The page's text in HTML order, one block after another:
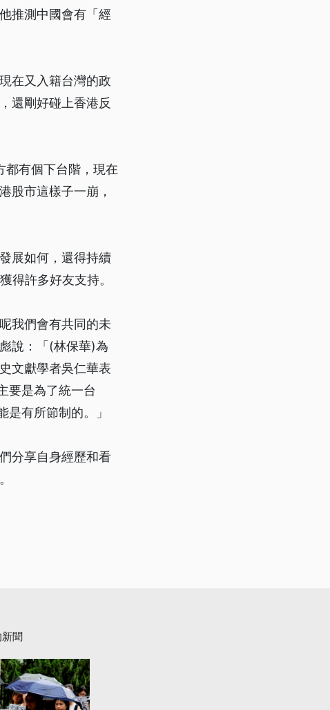
推測中國會有「經
在又入籍台灣的政
還剛好碰上香港反
都有個下台階，現在
股市這樣子一崩，
展如何，還得持續
得許多好友支持。
我們會有共同的未
說：「(林保華)為
文獻學者吳仁華表
要是為了統一台
有所節制的。」
分享自身經歷和看
聞